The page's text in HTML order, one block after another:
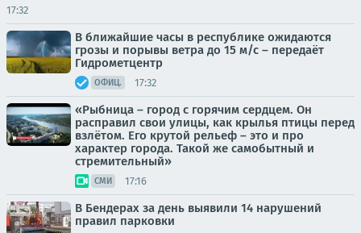
17:32
В ближайшие часы в республике ожидаются
грозы и порывы ветра до 15 м/с – передаёт
Гидрометцентр
ОФИЦ. 17:32
«Рыбница – город с горячим сердцем. Он
расправил свои улицы, как крылья птицы перед
взлётом. Его крутой рельеф – это и про
характер города. Такой же самобытный и
стремительный»
СМИ 17:16
В Бендерах за день выявили 14 нарушений
правил парковки